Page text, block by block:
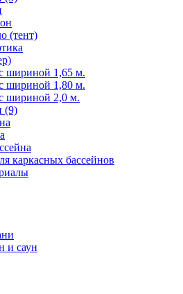
(тент)
шириной 1,65 м.
шириной 1,80 м.
шириной 2,0 м.
(9)
каркасных бассейнов
и саун